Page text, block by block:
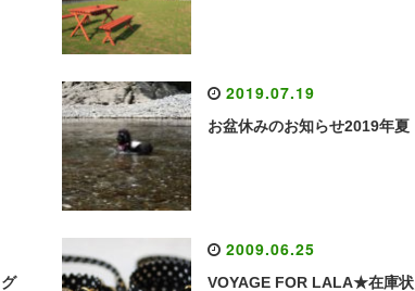
2019.07.19
お盆休みのお知らせ2019年夏
2009.06.25
VOYAGE FOR LALA★在庫状